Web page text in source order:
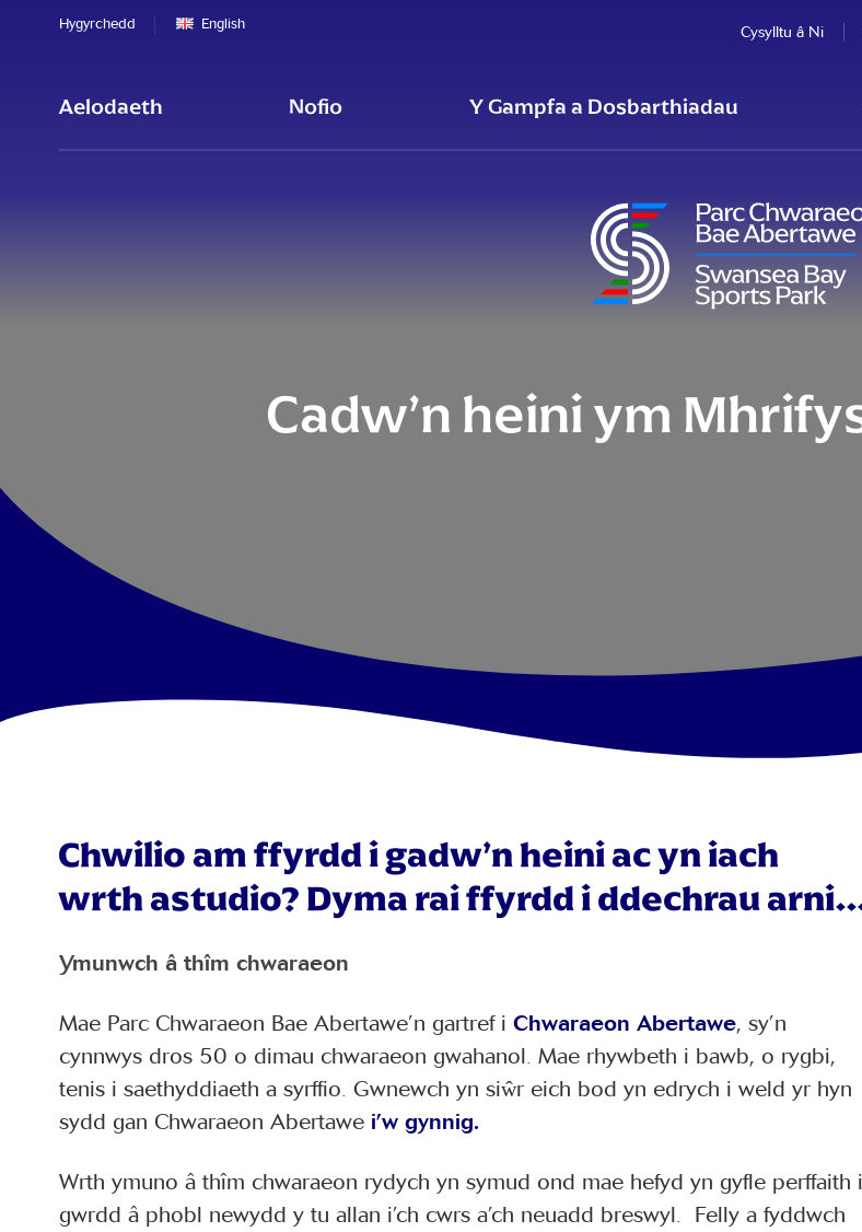
Cadw’n heini ym
Hygyrchedd English Cysylltu â Ni
Aelodaeth Nofio Y Gampfa a Dosbarthiadau
Chwilio am ffyrdd i gadw’n heini ac yn iach
wrth astudio? Dyma rai ffyrdd i ddechrau
Ymunwch â thîm chwaraeon
Mae Parc Chwaraeon Bae Abertawe’n gartref i Chwaraeon Abertawe, sy’n
cynnwys dros 50 o dimau chwaraeon gwahanol. Mae rhywbeth i bawb, o rygbi,
tenis i saethyddiaeth a syrffio. Gwnewch yn siŵr eich bod yn edrych i weld yr hyn
sydd gan Chwaraeon Abertawe i’w gynnig.
Wrth ymuno â thîm chwaraeon rydych yn symud ond mae hefyd yn gyfle perffaith i
gwrdd â phobl newydd y tu allan i’ch cwrs a’ch neuadd breswyl. Felly a fyddwch